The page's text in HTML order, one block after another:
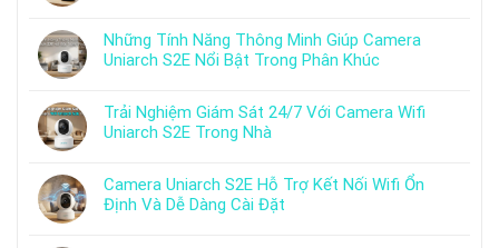
Những Tính Năng Thông Minh Giúp Camera
Uniarch S2E Nổi Bật Trong Phân Khúc
Trải Nghiệm Giám Sát 24/7 Với Camera Wifi
Uniarch S2E Trong Nhà
Camera Uniarch S2E Hỗ Trợ Kết Nối Wifi Ổn
Định Và Dễ Dàng Cài Đặt